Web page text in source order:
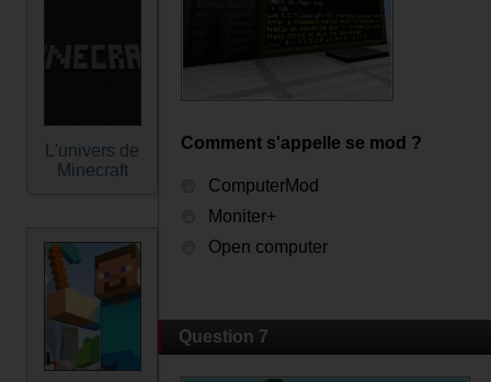
L'univers de
Minecraft
Comment s'appelle se mod ?
ComputerMod
Moniter+
Open computer
Question 7